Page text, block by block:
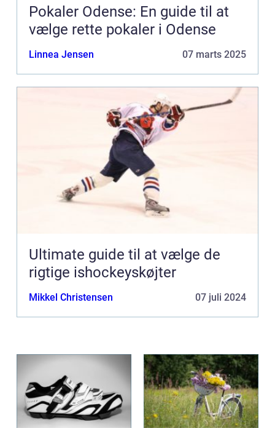
Pokaler Odense: En guide til at
vælge rette pokaler i Odense
Linnea Jensen 07 marts 2025
Ultimate guide til at vælge de
rigtige ishockeyskøjter
Mikkel Christensen 07 juli 2024